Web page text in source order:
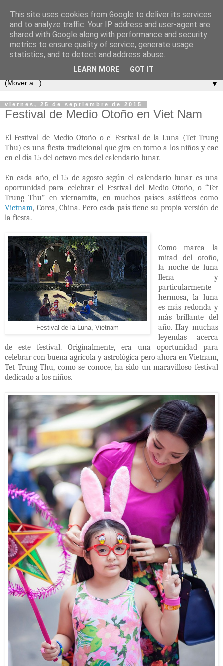
▼
viernes, 25 de septiembre de 2015
Festival de Medio Otoño en Viet Nam
El Festival de Medio Otoño o el Festival de la Luna (Tet Trung
Thu) es una fiesta tradicional que gira en torno a los niños y cae
en el día 15 del octavo mes del calendario lunar.
En cada año, el 15 de agosto según el calendario lunar es una
oportunidad para celebrar el Festival del Medio Otoño, o “Tet
Trung Thu” en vietnamita, en muchos países asiáticos como
Vietnam, Corea, China. Pero cada país tiene su propia versión de
la fiesta.
Festival de la Luna, Vietnam
Como marca la
mitad del otoño,
la noche de luna
llena y
particularmente
hermosa, la luna
es más redonda y
más brillante del
año. Hay muchas
leyendas acerca
de este festival. Originalmente, era una oportunidad para
celebrar con buena agrícola y astrológica pero ahora en Vietnam,
Tet Trung Thu, como se conoce, ha sido un maravilloso festival
dedicado a los niños.
This site uses cookies from Google to deliver its services
and to analyze traffic. Your IP address and user-agent are
shared with Google along with performance and security
metrics to ensure quality of service, generate usage
statistics, and to detect and address abuse.
LEARN MORE GOT IT